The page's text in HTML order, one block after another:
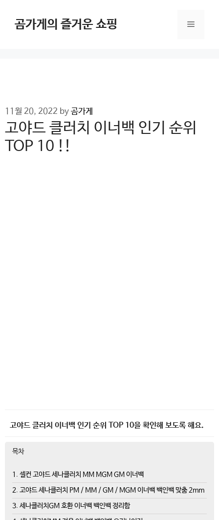
content곰가게의 즐거운 쇼핑 Menu
11월 20, 2022 by 곰가게
고야드 클러치 이너백 인기 순위
TOP 10 !!
고야드 클러치 이너백 인기 순위 TOP 10을 확인해 보도록 해요.
목차
1. 셀컨 고야드 세나클러치 MM MGM GM 이너백
2. 고야드 세나클러치 PM / MM / GM / MGM 이너백 백인백 맞춤 2mm
3. 세나클러치GM 호환 이너백 백인백 정리함